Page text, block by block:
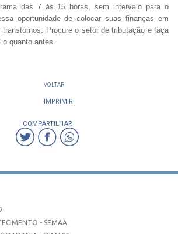
das 7 às 15 horas, sem intervalo para o
oportunidade de colocar suas finanças em
Procure o setor de tributação e faça
quanto antes.
VOLTAR
IMPRIMIR
COMPARTILHAR
- SEMAA